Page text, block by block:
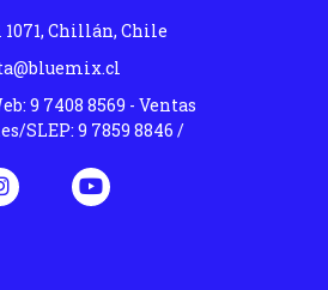
Chillán, Chile
9 7408 8569 - Ventas
SLEP: 9 7859 8846 /